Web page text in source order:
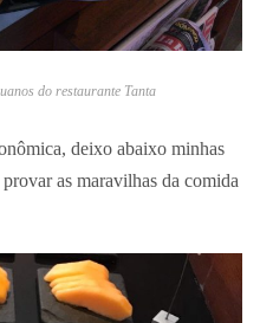
do restaurante Tanta
deixo abaixo minhas
as maravilhas da comida